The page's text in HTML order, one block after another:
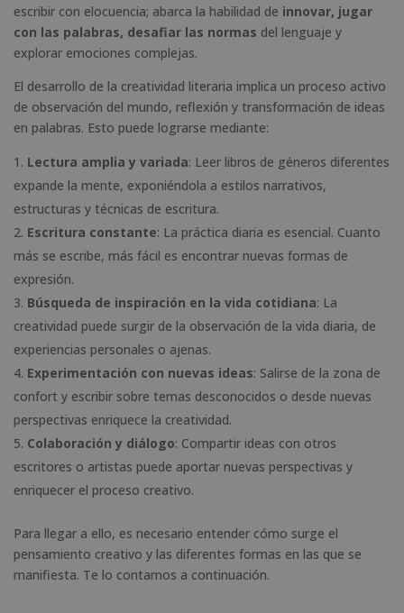
escribir con elocuencia; abarca la habilidad de innovar, jugar
con las palabras, desafiar las normas del lenguaje y
explorar emociones complejas.
El desarrollo de la creatividad literaria implica un proceso activo
de observación del mundo, reflexión y transformación de ideas
en palabras. Esto puede lograrse mediante:
Lectura amplia y variada: Leer libros de géneros diferentes
expande la mente, exponiéndola a estilos narrativos,
estructuras y técnicas de escritura.
Escritura constante: La práctica diaria es esencial. Cuanto
más se escribe, más fácil es encontrar nuevas formas de
expresión.
Búsqueda de inspiración en la vida cotidiana: La
creatividad puede surgir de la observación de la vida diaria, de
experiencias personales o ajenas.
Experimentación con nuevas ideas: Salirse de la zona de
confort y escribir sobre temas desconocidos o desde nuevas
perspectivas enriquece la creatividad.
Colaboración y diálogo: Compartir ideas con otros
escritores o artistas puede aportar nuevas perspectivas y
enriquecer el proceso creativo.
Para llegar a ello, es necesario entender cómo surge el
pensamiento creativo y las diferentes formas en las que se
manifiesta. Te lo contamos a continuación.